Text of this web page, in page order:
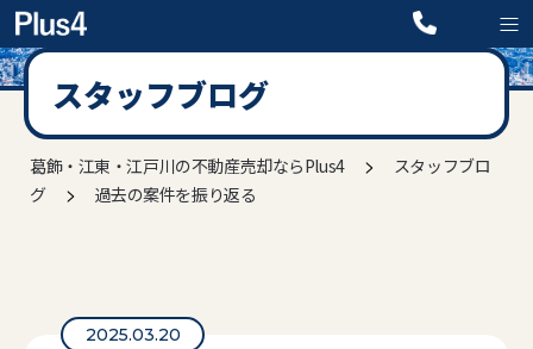
スタッフブログ
葛飾・江東・江戸川の不動産売却ならPlus4>
スタッフブロ
グ> 過去の案件を振り返る
2025.03.20